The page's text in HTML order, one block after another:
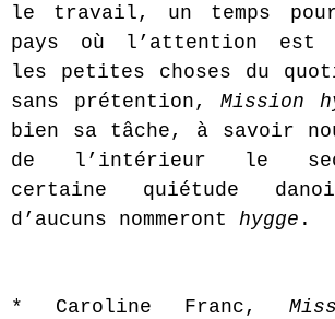
le travail, un temps
pays où l’attention est
les petites choses du
sans prétention, Mission
bien sa tâche, à savoir
de l’intérieur le
certaine quiétude
d’aucuns nommeront hygge .
* Caroline Franc,